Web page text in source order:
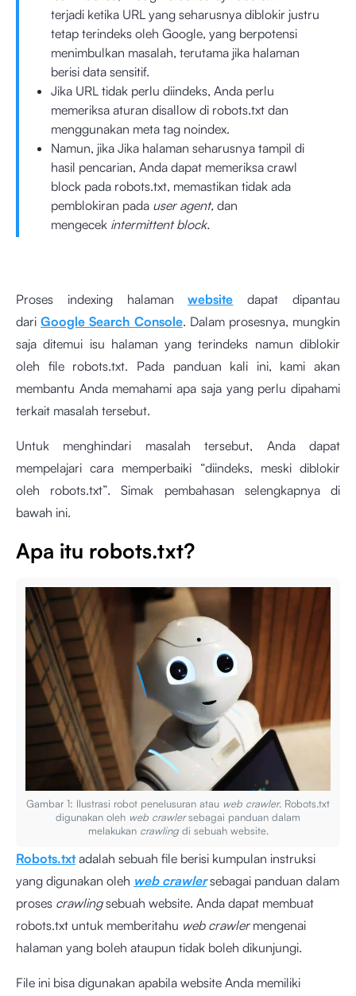
terjadi ketika URL yang seharusnya diblokir justru
tetap terindeks oleh Google, yang berpotensi
menimbulkan masalah, terutama jika halaman
berisi data sensitif.
Jika URL tidak perlu diindeks, Anda perlu
memeriksa aturan disallow di robots.txt dan
menggunakan meta tag noindex.
Namun, jika Jika halaman seharusnya tampil di
hasil pencarian, Anda dapat memeriksa crawl
block pada robots.txt, memastikan tidak ada
pemblokiran pada user agent, dan
mengecek intermittent block.
Proses indexing halamanwebsite dapat dipantau
dariGoogle Search Console. Dalam prosesnya, mungkin
saja ditemui isu halaman yang terindeks namun diblokir
oleh file robots.txt. Pada panduan kali ini, kami akan
membantu Anda memahami apa saja yang perlu dipahami
terkait masalah tersebut.
Untuk menghindari masalah tersebut, Anda dapat
mempelajari cara memperbaiki “diindeks, meski diblokir
oleh robots.txt”. Simak pembahasan selengkapnya di
bawah ini.
Apa itu robots.txt?
Gambar 1: Ilustrasi robot penelusuran atau web crawler. Robots.txt
digunakan oleh web crawlersebagai panduan dalam
melakukan crawlingdi sebuah website.
Robots.txtadalah sebuah file berisi kumpulan instruksi
yang digunakan oleh web crawlersebagai panduan dalam
proses crawlingsebuah website. Anda dapat membuat
robots.txt untuk memberitahu web crawlermengenai
halaman yang boleh ataupun tidak boleh dikunjungi.
File ini bisa digunakan apabila website Anda memiliki